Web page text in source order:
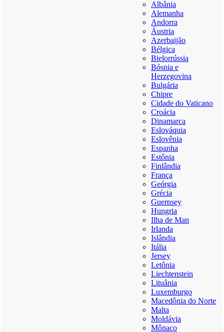
Albânia
Alemanha
Andorra
Áustria
Azerbaijão
Bélgica
Bielorrússia
Bósnia e
Herzegovina
Bulgária
Chipre
Cidade do Vaticano
Croácia
Dinamarca
Eslováquia
Eslovênia
Espanha
Estônia
Finlândia
França
Geórgia
Grécia
Guernsey
Hungria
Ilha de Man
Irlanda
Islândia
Itália
Jersey
Letônia
Liechtenstein
Lituânia
Luxemburgo
Macedônia do Norte
Malta
Moldávia
Mônaco